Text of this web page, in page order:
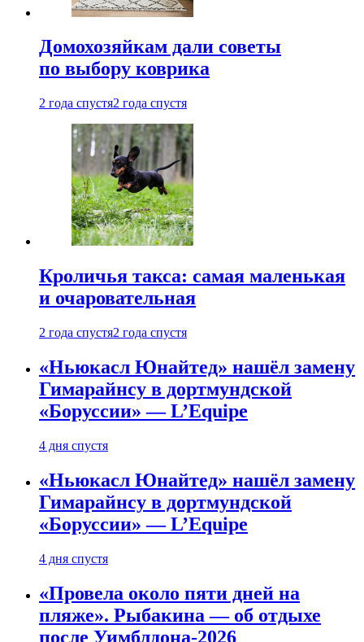
Домохозяйкам дали советы
по выбору коврика
2 года спустя2 года спустя
Кроличья такса: самая маленькая
и очаровательная
2 года спустя2 года спустя
«Ньюкасл Юнайтед» нашёл замену
Гимарайнсу в дортмундской
«Боруссии» — L’Equipe
4 дня спустя
«Ньюкасл Юнайтед» нашёл замену
Гимарайнсу в дортмундской
«Боруссии» — L’Equipe
4 дня спустя
«Провела около пяти дней на
пляже». Рыбакина — об отдыхе
после Уимблдона-2026